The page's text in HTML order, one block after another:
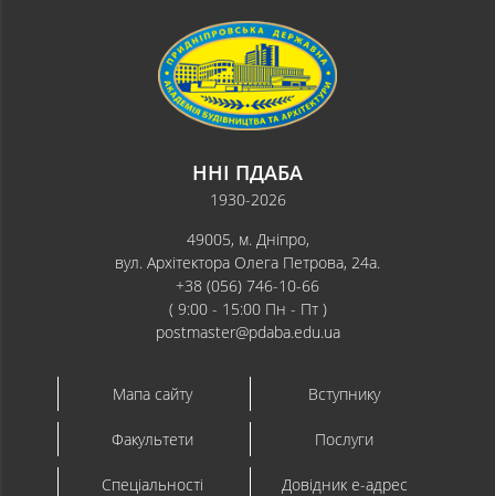
ННІ ПДАБА
1930-2026
49005, м. Дніпро,
вул. Архітектора Олега Петрова, 24а.
+38 (056) 746-10-66
( 9:00 - 15:00 Пн - Пт )
postmaster@pdaba.edu.ua
Мапа сайту Вступнику
Факультети Послуги
Спеціальності Довідник e-адрес